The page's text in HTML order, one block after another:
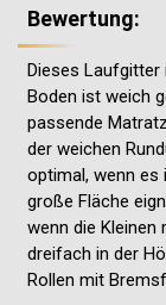
Bewertung:
Dieses Laufgitter
Boden ist weich
passende
der weichen
optimal, wenn es
große Fläche
wenn die Kleinen
dreifach in der
Rollen mit